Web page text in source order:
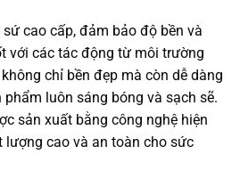
cao cấp, đảm bảo độ bền và
với các tác động từ môi trường
chỉ bền đẹp mà còn dễ dàng
luôn sáng bóng và sạch sẽ.
sản xuất bằng công nghệ hiện
lượng cao và an toàn cho sức